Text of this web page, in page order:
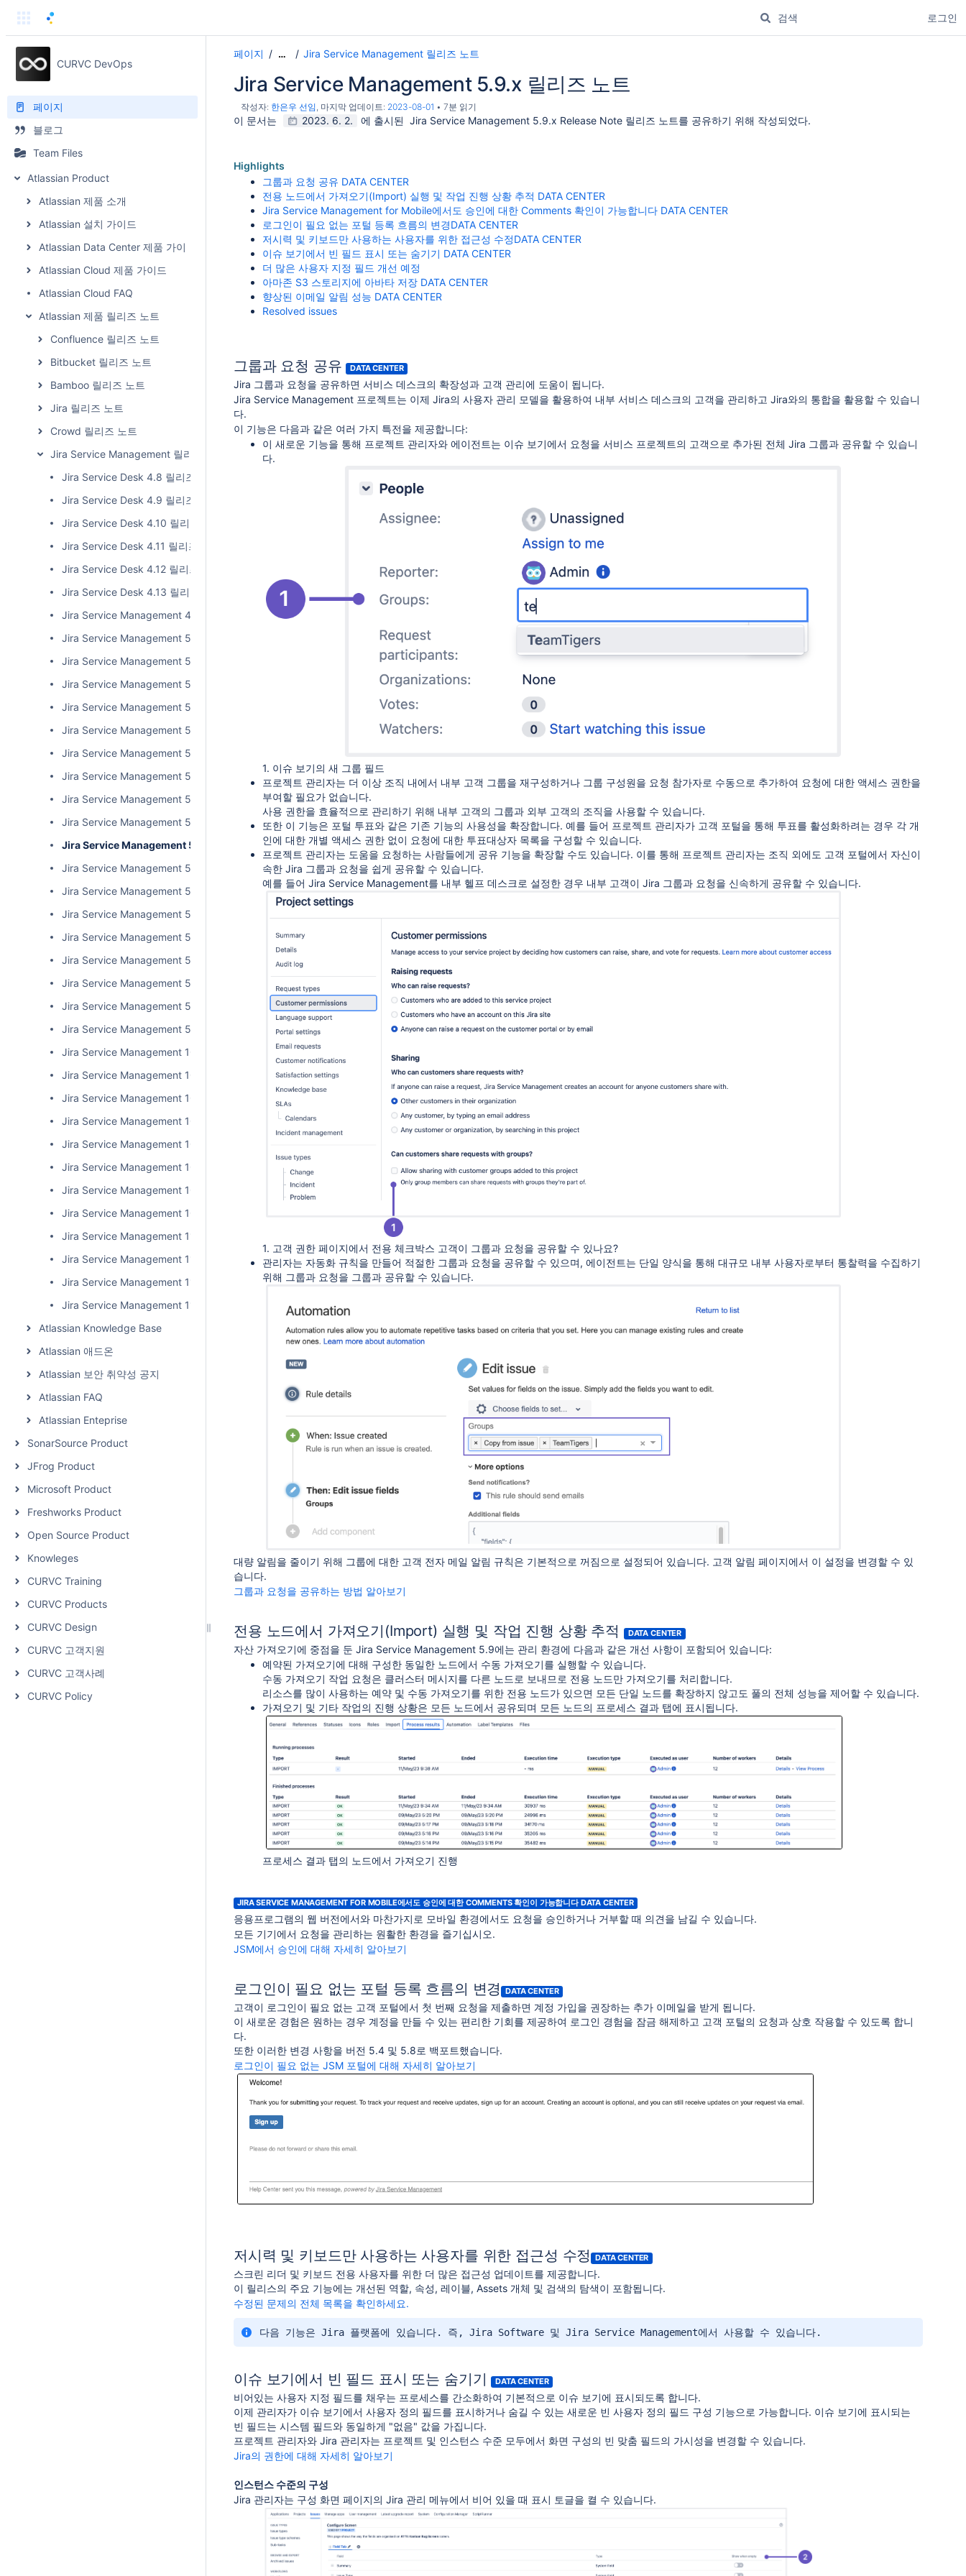
로그인
CURVC DevOps
페이지
블로그
Team Files
Atlassian Product
Atlassian 제품 소개
Atlassian 설치 가이드
Atlassian Data Center 제품 가이드
Atlassian Cloud 제품 가이드
Atlassian Cloud FAQ
Atlassian 제품 릴리즈 노트
Confluence 릴리즈 노트
Bitbucket 릴리즈 노트
Bamboo 릴리즈 노트
Jira 릴리즈 노트
Crowd 릴리즈 노트
Jira Service Management 릴리즈 노트
Jira Service Desk 4.8 릴리즈 노트
Jira Service Desk 4.9 릴리즈 노트
Jira Service Desk 4.10 릴리즈 노트
Jira Service Desk 4.11 릴리즈 노트
Jira Service Desk 4.12 릴리즈 노트
Jira Service Desk 4.13 릴리즈 노트
Jira Service Management 4.14 릴리즈 노트
Jira Service Management 5.0.x 릴리즈 노트
Jira Service Management 5.1.x 릴리즈 노트
Jira Service Management 5.2.x 릴리즈 노트
Jira Service Management 5.3.x 릴리즈 노트
Jira Service Management 5.4.x(LTS) 릴리즈 노트
Jira Service Management 5.5.x 릴리즈 노트
Jira Service Management 5.6.x 릴리즈 노트
Jira Service Management 5.7.x 릴리즈 노트
Jira Service Management 5.8.x 릴리즈 노트
Jira Service Management 5.9.x 릴리즈 노트
Jira Service Management 5.10.x 릴리즈 노트
Jira Service Management 5.11.x 릴리즈 노트
Jira Service Management 5.12.x 릴리즈 노트
Jira Service Management 5.13.x 릴리즈 노트
Jira Service Management 5.14.x 릴리즈 노트
Jira Service Management 5.15.x 릴리즈 노트
Jira Service Management 5.16.x 릴리즈 노트
Jira Service Management 5.17.x 릴리즈 노트
Jira Service Management 10.0.x 릴리즈 노트
Jira Service Management 10.1.x 릴리즈 노트
Jira Service Management 10.2.x 릴리즈 노트
Jira Service Management 10.3.x (LTS) 릴리즈 노트
Jira Service Management 10.4.x 릴리즈 노트
Jira Service Management 10.5.x 릴리즈 노트
Jira Service Management 10.6.x 릴리즈 노트
Jira Service Management 10.7.x 릴리즈 노트
Jira Service Management 11.0.x 릴리즈 노트
Jira Service Management 11.1.x 릴리즈 노트
Jira Service Management 11.2.x 릴리즈 노트
Jira Service Management 11.3.x 릴리즈 노트
Atlassian Knowledge Base
Atlassian 애드온
Atlassian 보안 취약성 공지
Atlassian FAQ
Atlassian Enteprise
SonarSource Product
JFrog Product
Microsoft Product
Freshworks Product
Open Source Product
Knowleges
CURVC Training
CURVC Products
CURVC Design
CURVC 고객지원
CURVC 고객사례
CURVC Policy
페이지 … Jira Service Management 릴리즈 노트
Jira Service Management 5.9.x 릴리즈 노트
작성자: 한은우 선임, 마지막 업데이트: 2023-08-01 7분 읽기
이 문서는 2023. 6. 2. 에 출시된 Jira Service Management 5.9.x Release Note 릴리즈 노트를 공유하기 위해 작성되었다.
Highlights
그룹과 요청 공유 DATA CENTER
전용 노드에서 가져오기(Import) 실행 및 작업 진행 상황 추적 DATA CENTER
Jira Service Management for Mobile에서도 승인에 대한 Comments 확인이 가능합니다 DATA CENTER
로그인이 필요 없는 포털 등록 흐름의 변경DATA CENTER
저시력 및 키보드만 사용하는 사용자를 위한 접근성 수정DATA CENTER
이슈 보기에서 빈 필드 표시 또는 숨기기 DATA CENTER
더 많은 사용자 지정 필드 개선 예정
아마존 S3 스토리지에 아바타 저장 DATA CENTER
향상된 이메일 알림 성능 DATA CENTER
Resolved issues
그룹과 요청 공유 DATA CENTER
Jira 그룹과 요청을 공유하면 서비스 데스크의 확장성과 고객 관리에 도움이 됩니다.
Jira Service Management 프로젝트는 이제 Jira의 사용자 관리 모델을 활용하여 내부 서비스 데스크의 고객을 관리하고 Jira와의 통합을 활용할 수 있습니
다.
이 기능은 다음과 같은 여러 가지 특전을 제공합니다:
이 새로운 기능을 통해 프로젝트 관리자와 에이전트는 이슈 보기에서 요청을 서비스 프로젝트의 고객으로 추가된 전체 Jira 그룹과 공유할 수 있습니
다.
1. 이슈 보기의 새 그룹 필드
프로젝트 관리자는 더 이상 조직 내에서 내부 고객 그룹을 재구성하거나 그룹 구성원을 요청 참가자로 수동으로 추가하여 요청에 대한 액세스 권한을
부여할 필요가 없습니다.
사용 권한을 효율적으로 관리하기 위해 내부 고객의 그룹과 외부 고객의 조직을 사용할 수 있습니다.
또한 이 기능은 포털 투표와 같은 기존 기능의 사용성을 확장합니다. 예를 들어 프로젝트 관리자가 고객 포털을 통해 투표를 활성화하려는 경우 각 개
인에 대한 개별 액세스 권한 없이 요청에 대한 투표대상자 목록을 구성할 수 있습니다.
프로젝트 관리자는 도움을 요청하는 사람들에게 공유 기능을 확장할 수도 있습니다. 이를 통해 프로젝트 관리자는 조직 외에도 고객 포털에서 자신이
속한 Jira 그룹과 요청을 쉽게 공유할 수 있습니다.
예를 들어 Jira Service Management를 내부 헬프 데스크로 설정한 경우 내부 고객이 Jira 그룹과 요청을 신속하게 공유할 수 있습니다.
1. 고객 권한 페이지에서 전용 체크박스 고객이 그룹과 요청을 공유할 수 있나요?
관리자는 자동화 규칙을 만들어 적절한 그룹과 요청을 공유할 수 있으며, 에이전트는 단일 양식을 통해 대규모 내부 사용자로부터 통찰력을 수집하기
위해 그룹과 요청을 그룹과 공유할 수 있습니다.
대량 알림을 줄이기 위해 그룹에 대한 고객 전자 메일 알림 규칙은 기본적으로 꺼짐으로 설정되어 있습니다. 고객 알림 페이지에서 이 설정을 변경할 수 있
습니다.
그룹과 요청을 공유하는 방법 알아보기
전용 노드에서 가져오기(Import) 실행 및 작업 진행 상황 추적 DATA CENTER
자산 가져오기에 중점을 둔 Jira Service Management 5.9에는 관리 환경에 다음과 같은 개선 사항이 포함되어 있습니다:
예약된 가져오기에 대해 구성한 동일한 노드에서 수동 가져오기를 실행할 수 있습니다.
수동 가져오기 작업 요청은 클러스터 메시지를 다른 노드로 보내므로 전용 노드만 가져오기를 처리합니다.
리소스를 많이 사용하는 예약 및 수동 가져오기를 위한 전용 노드가 있으면 모든 단일 노드를 확장하지 않고도 풀의 전체 성능을 제어할 수 있습니다.
가져오기 및 기타 작업의 진행 상황은 모든 노드에서 공유되며 모든 노드의 프로세스 결과 탭에 표시됩니다.
프로세스 결과 탭의 노드에서 가져오기 진행
JIRA SERVICE MANAGEMENT FOR MOBILE에서도 승인에 대한 COMMENTS 확인이 가능합니다DATA CENTER
응용프로그램의 웹 버전에서와 마찬가지로 모바일 환경에서도 요청을 승인하거나 거부할 때 의견을 남길 수 있습니다.
모든 기기에서 요청을 관리하는 원활한 환경을 즐기십시오.
JSM에서 승인에 대해 자세히 알아보기
로그인이 필요 없는 포털 등록 흐름의 변경 DATA CENTER
고객이 로그인이 필요 없는 고객 포털에서 첫 번째 요청을 제출하면 계정 가입을 권장하는 추가 이메일을 받게 됩니다.
이 새로운 경험은 원하는 경우 계정을 만들 수 있는 편리한 기회를 제공하여 로그인 경험을 잠금 해제하고 고객 포털의 요청과 상호 작용할 수 있도록 합니
다.
또한 이러한 변경 사항을 버전 5.4 및 5.8로 백포트했습니다.
로그인이 필요 없는 JSM 포털에 대해 자세히 알아보기
저시력 및 키보드만 사용하는 사용자를 위한 접근성 수정 DATA CENTER
스크린 리더 및 키보드 전용 사용자를 위한 더 많은 접근성 업데이트를 제공합니다.
이 릴리스의 주요 기능에는 개선된 역할, 속성, 레이블, Assets 개체 및 검색의 탐색이 포함됩니다.
수정된 문제의 전체 목록을 확인하세요.
다음 기능은 Jira 플랫폼에 있습니다. 즉, Jira Software 및 Jira Service Management에서 사용할 수 있습니다.
이슈 보기에서 빈 필드 표시 또는 숨기기 DATA CENTER
비어있는 사용자 지정 필드를 채우는 프로세스를 간소화하여 기본적으로 이슈 보기에 표시되도록 합니다.
이제 관리자가 이슈 보기에서 사용자 정의 필드를 표시하거나 숨길 수 있는 새로운 빈 사용자 정의 필드 구성 기능으로 가능합니다. 이슈 보기에 표시되는
빈 필드는 시스템 필드와 동일하게 "없음" 값을 가집니다.
프로젝트 관리자와 Jira 관리자는 프로젝트 및 인스턴스 수준 모두에서 화면 구성의 빈 맞춤 필드의 가시성을 변경할 수 있습니다.
Jira의 권한에 대해 자세히 알아보기
인스턴스 수준의 구성
Jira 관리자는 구성 화면 페이지의 Jira 관리 메뉴에서 비어 있을 때 표시 토글을 켤 수 있습니다.